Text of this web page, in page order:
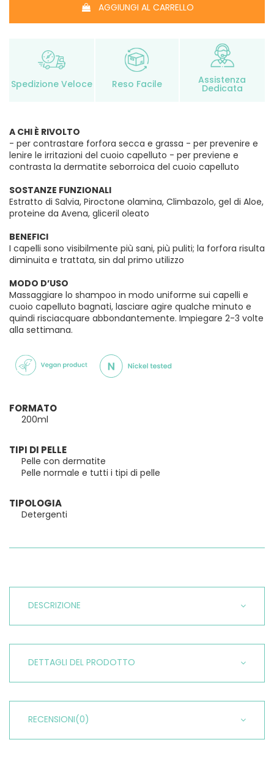
AGGIUNGI AL CARRELLO
Spedizione Veloce Reso Facile Assistenza
Dedicata
A CHI È RIVOLTO
- per contrastare forfora secca e grassa - per prevenire e
lenire le irritazioni del cuoio capelluto - per previene e
contrasta la dermatite seborroica del cuoio capelluto
SOSTANZE FUNZIONALI
Estratto di Salvia, Piroctone olamina, Climbazolo, gel di Aloe,
proteine da Avena, gliceril oleato
BENEFICI
I capelli sono visibilmente più sani, più puliti; la forfora risulta
diminuita e trattata, sin dal primo utilizzo
MODO D’USO
Massaggiare lo shampoo in modo uniforme sui capelli e
cuoio capelluto bagnati, lasciare agire qualche minuto e
quindi risciacquare abbondantemente. Impiegare 2-3 volte
alla settimana.
FORMATO
200ml
TIPI DI PELLE
Pelle con dermatite
Pelle normale e tutti i tipi di pelle
TIPOLOGIA
Detergenti
DESCRIZIONE
DETTAGLI DEL PRODOTTO
RECENSIONI(0)